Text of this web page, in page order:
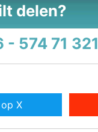
delen?
- 574 71 321
X